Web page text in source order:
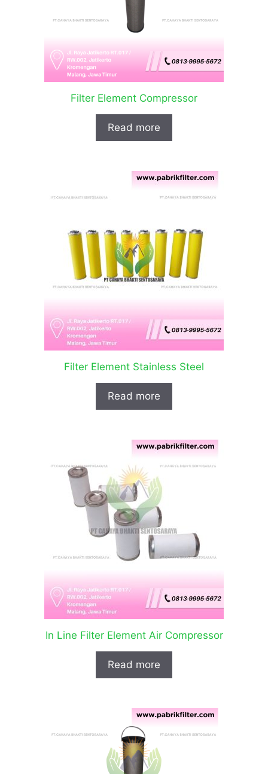
Filter Element Compressor
Read more
Filter Element Stainless Steel
Read more
In Line Filter Element Air Compressor
Read more